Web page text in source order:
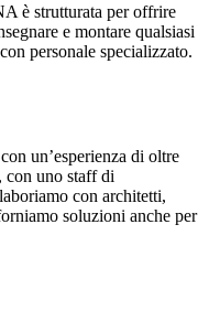
è strutturata per offrire
e montare qualsiasi
personale specializzato.
un’esperienza di oltre
uno staff di
con architetti,
soluzioni anche per